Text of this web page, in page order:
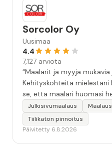
Sorcolor Oy
Uusimaa
4.4
7,127 arviota
“Maalarit ja myyjä
Kehityskohteita mielestäni
se, että maalari huomasi
värin erot mitä en
kohtaa huomattu mutta
tilanteessa myyjä olisi jo
Julkisivumaalaus
Tiilikaton pinnoitus
Päivitetty 6.8.2026